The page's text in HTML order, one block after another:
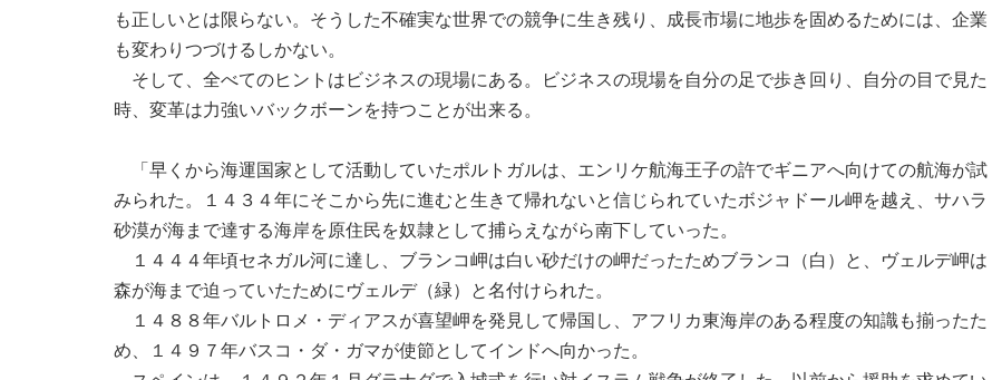
も正しいとは限らない。そうした不確実な世界での競争に生き残り、成長市場に地歩を固めるためには、企業
も変わりつづけるしかない。
そして、全べてのヒントはビジネスの現場にある。ビジネスの現場を自分の足で歩き回り、自分の目で見た
時、変革は力強いバックボーンを持つことが出来る。
「早くから海運国家として活動していたポルトガルは、エンリケ航海王子の許でギニアへ向けての航海が試
みられた。１４３４年にそこから先に進むと生きて帰れないと信じられていたボジャドール岬を越え、サハラ
砂漠が海まで達する海岸を原住民を奴隷として捕らえながら南下していった。
１４４４年頃セネガル河に達し、ブランコ岬は白い砂だけの岬だったためブランコ（白）と、ヴェルデ岬は
森が海まで迫っていたためにヴェルデ（緑）と名付けられた。
１４８８年バルトロメ・ディアスが喜望岬を発見して帰国し、アフリカ東海岸のある程度の知識も揃ったた
め、１４９７年バスコ・ダ・ガマが使節としてインドへ向かった。